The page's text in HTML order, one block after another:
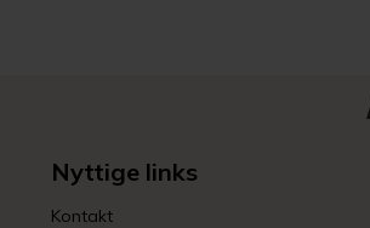
Nyttige links
Kontakt